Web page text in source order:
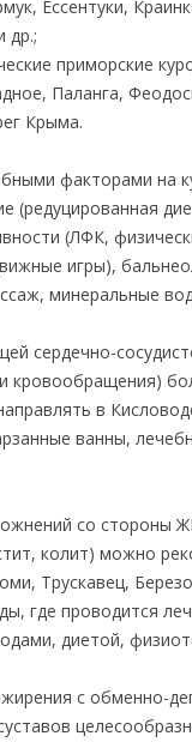
Ессентуки,
др.;
приморские
Паланга,
Крыма.
факторами на
(редуцированная
(ЛФК,
игры),
минеральные
сердечно-
кровообращения)
в
ванны,
со стороны
колит) можно
Трускавец,
где проводится
диетой,
с обменно-